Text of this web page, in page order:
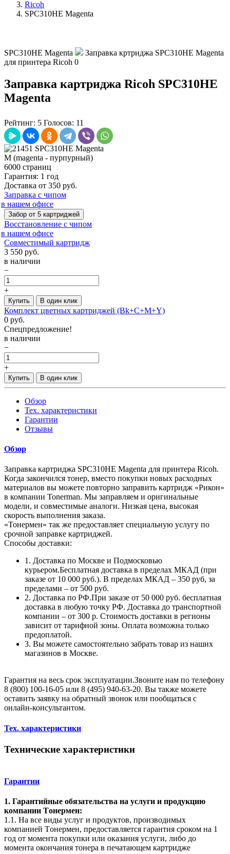
Ricoh
SPC310HE Magenta
SPC310HE Magenta
Заправка кртриджа SPC310HE Magenta
для принтера Ricoh 0
Заправка картриджа Ricoh SPC310HE
Magenta
Рейтинг: 5 Голосов: 11
M (magenta - пурпурный)
6000 страниц
Гарантия: 1 год
Доставка от 350 руб.
Заправка с чипом
в нашем офисе
Забор от 5 картриджей
Восстановление с чипом
в нашем офисе
Совместимый картридж
3 550 руб.
в наличии
−
+
Купить В один клик
Комплект цветных картриджей (Bk+C+M+Y)
0 руб.
Спецпредложение!
в наличии
−
+
Купить В один клик
Обзор
Тех. характеристики
Гарантии
Отзывы
Обзор
Заправка картриджа SPC310HE Magenta для принтера Ricoh.
Когда закончился тонер, вместо покупки новых расходных
материалов вы можете повторно заправить картридж «Рикон»
в компании Tonerman. Мы заправляем и оригинальные
модели, и совместимые аналоги. Низкая цена, высокая
скорость выполнения заказа.
«Тонермен» так же предоставляет специальную услугу по
срочной заправке картриджей.
Способы доставки:
1. Доставка по Москве и Подмосковью
курьером.Бесплатная доставка в пределах МКАД (при
заказе от 10 000 руб.). В пределах МКАД – 350 руб, за
пределами – от 500 руб.
2. Доставка по РФ.При заказе от 50 000 руб. бесплатная
доставка в любую точку РФ. Доставка до транспортной
компании – от 300 р. Стоимость доставки в регионы
зависит от тарифной зоны. Оплата возможна только
предоплатой.
3. Вы можете самостоятельно забрать товар из наших
магазинов в Москве.
Гарантия на весь срок эксплуатации.Звоните нам по телефону
8 (800) 100-16-05 или 8 (495) 940-63-20. Вы также можете
оставить заявку на обратный звонок или пообщаться с
онлайн-консультантом.
Тех. характеристики
Технические характеристики
Гарантии
1. Гарантийные обязательства на услуги и продукцию
компании Tонермен:
1.1. На все виды услуг и продуктов, производимых
компанией Tонермен, предоставляется гарантия сроком на 1
год от момента покупки или оказания услуги, либо до
момента окончания тонера в печатающем картридже